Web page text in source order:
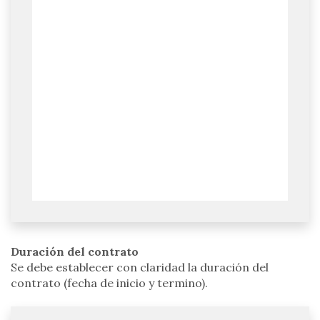
Duración del contrato
Se debe establecer con claridad la duración del
contrato (fecha de inicio y termino).